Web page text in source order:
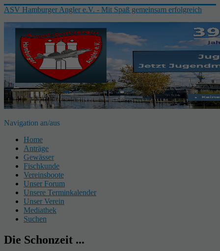
ASV Hamburger Angler e.V. - Mit Spaß gemeinsam erfolgreich
Navigation an/aus
Home
Anträge
Gewässer
Fischkunde
Vereinsboote
Unser Forum
Unsere Terminkalender
Unser Verein
Mediathek
Suchen
Die Schonzeit ...